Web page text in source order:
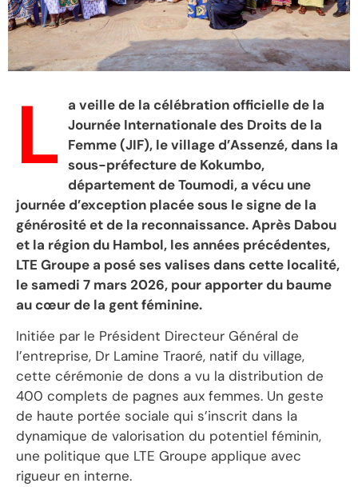
L a veille de la célébration officielle de la
Journée Internationale des Droits de la
Femme (JIF), le village d’Assenzé, dans la
sous-préfecture de Kokumbo,
département de Toumodi, a vécu une
journée d’exception placée sous le signe de la
générosité et de la reconnaissance. Après Dabou
et la région du Hambol, les années précédentes,
LTE Groupe a posé ses valises dans cette localité,
le samedi 7 mars 2026, pour apporter du baume
au cœur de la gent féminine.
Initiée par le Président Directeur Général de
l’entreprise, Dr Lamine Traoré, natif du village,
cette cérémonie de dons a vu la distribution de
400 complets de pagnes aux femmes. Un geste
de haute portée sociale qui s’inscrit dans la
dynamique de valorisation du potentiel féminin,
une politique que LTE Groupe applique avec
rigueur en interne.